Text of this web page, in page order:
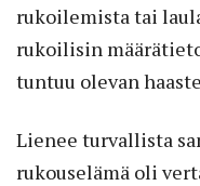
rukoilemista tai
rukoilisin
tuntuu olevan
Lienee turvallista
rukouselämä oli